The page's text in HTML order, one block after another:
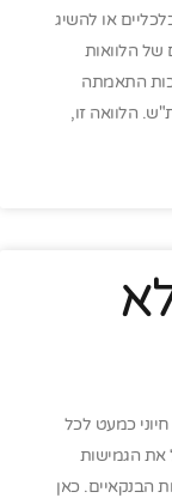
או להשיג
של הלוואות
התאמתה
הלוואה זו,
כמעט לכל
את הגמישות
הבנקאיים. כאן